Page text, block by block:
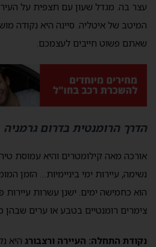
עצר בה. מגדל שעון עם תצפית על
המיטב של איטליה. סיינה היא נקודה
שאתם פשוט חייבים לעצמכם.
הדרך הרומנטית בדרום גרמניה
אורכה מאה קילומטרים והיא עמוסת
נשימה, עיירות ימי ביניימיות… הזמן
הוא כחמישה ימים. ישנן עשרות עיירות
צימרים רומנטיים בטבע או ערים שבהן
נקודת התחלה: העיירה ורצבורג היא